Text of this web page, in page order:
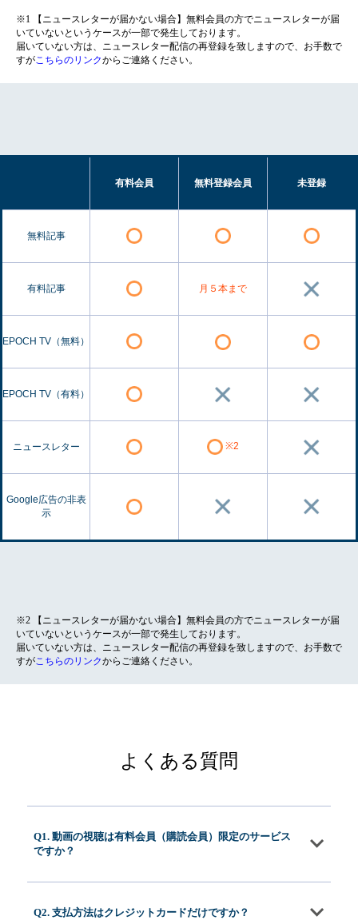
※1 【ニュースレターが届かない場合】無料会員の方でニュースレターが届
いていないというケースが一部で発生しております。
届いていない方は、ニュースレター配信の再登録を致しますので、お手数で
すがこちらのリンクからご連絡ください。
有料会員 無料登録会員 未登録
無料記事
有料記事 月５本まで
EPOCH TV（無料）
EPOCH TV（有料）
ニュースレター ※2
Google広告の非表
示
※2 【ニュースレターが届かない場合】無料会員の方でニュースレターが届
いていないというケースが一部で発生しております。
届いていない方は、ニュースレター配信の再登録を致しますので、お手数で
すがこちらのリンクからご連絡ください。
よくある質問
Q1. 動画の視聴は有料会員（購読会員）限定のサービス
ですか？
Q2. 支払方法はクレジットカードだけですか？